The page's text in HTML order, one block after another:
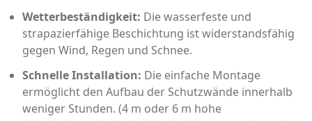
Wetterbeständigkeit: Die wasserfeste und
strapazierfähige Beschichtung ist widerstandsfähig
gegen Wind, Regen und Schnee.
Schnelle Installation: Die einfache Montage
ermöglicht den Aufbau der Schutzwände innerhalb
weniger Stunden. (4 m oder 6 m hohe